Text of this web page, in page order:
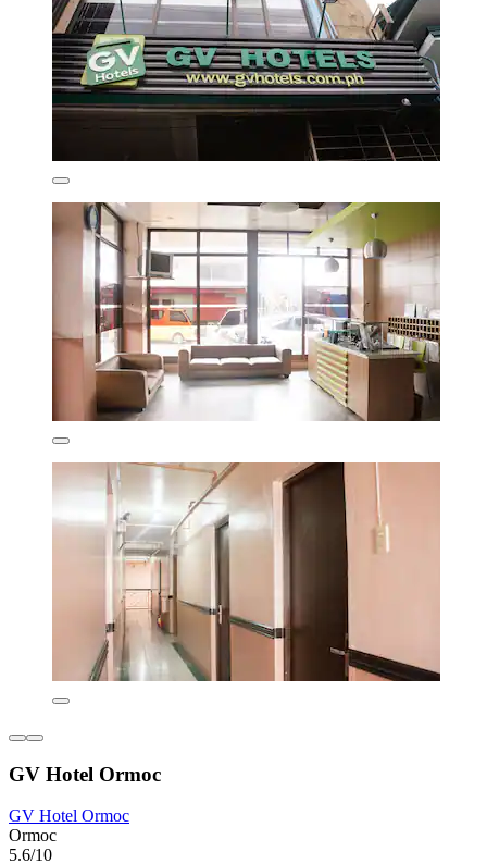
GV Hotel Ormoc
GV Hotel Ormoc
Ormoc
5.6/10